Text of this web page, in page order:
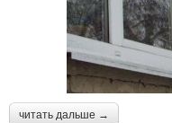
читать дальше →